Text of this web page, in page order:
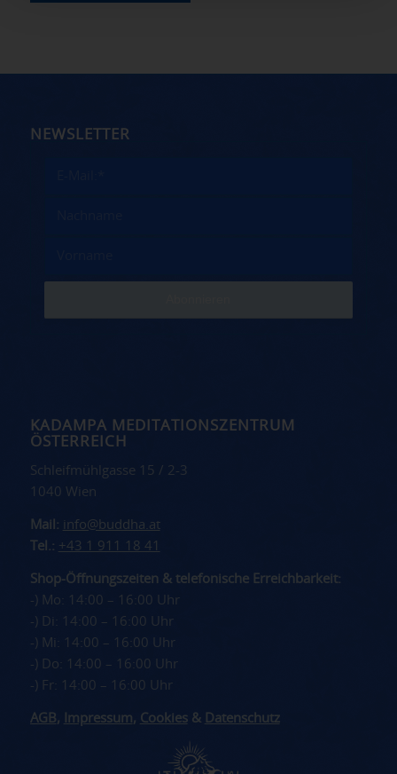
NEWSLETTER
KADAMPA MEDITATIONSZENTRUM
ÖSTERREICH
Schleifmühlgasse 15 / 2-3
1040 Wien
Mail: info@buddha.at
Tel.: +43 1 911 18 41
Shop-Öffnungszeiten & telefonische Erreichbarkeit:
-) Mo: 14:00 – 16:00 Uhr
-) Di: 14:00 – 16:00 Uhr
-) Mi: 14:00 – 16:00 Uhr
-) Do: 14:00 – 16:00 Uhr
-) Fr: 14:00 – 16:00 Uhr
AGB , Impressum, Cookies& Datenschutz